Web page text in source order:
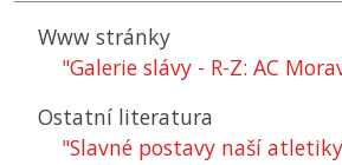
Www stránky
"Galerie slávy - R-Z: AC
Ostatní literatura
"Slavné postavy naší